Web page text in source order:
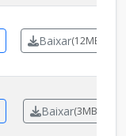
Baixar(12MB)
Baixar(3MB)